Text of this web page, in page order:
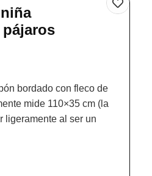
bordado con fleco de
mide 110×35 cm (la
ligeramente al ser un